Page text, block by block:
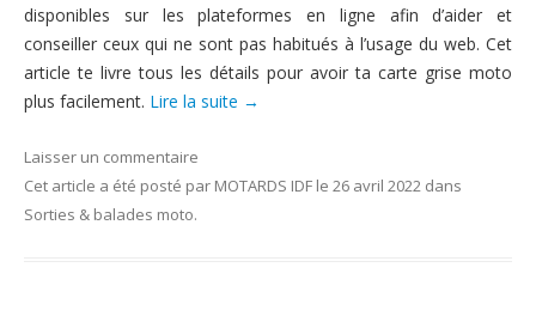
disponibles sur les plateformes en ligne afin d’aider et
conseiller ceux qui ne sont pas habitués à l’usage du web. Cet
article te livre tous les détails pour avoir ta carte grise moto
plus facilement. Lire la suite →
Laisser un commentaire
Cet article a été posté par MOTARDS IDF le 26 avril 2022 dans
Sorties & balades moto.